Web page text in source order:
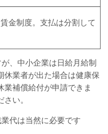
金制度。支払は分割して
、中小企業は日給月給制
休業者が出た場合は健康保
業補償給付が申請できま
い。
代は当然に必要です